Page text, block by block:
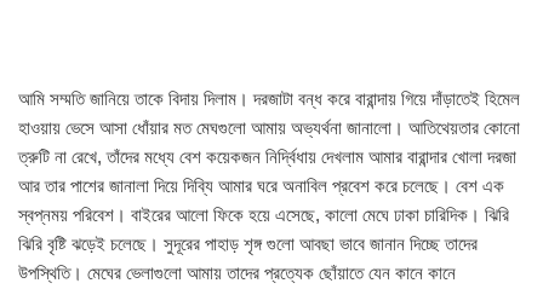
আমি সম্মতি জানিয়ে তাকে বিদায় দিলাম। দরজাটা বন্ধ করে বারান্দায় গিয়ে দাঁড়াতেই হিমেল
হাওয়ায় ভেসে আসা ধোঁয়ার মত মেঘগুলো আমায় অভ্যর্থনা জানালো। আতিথেয়তার কোনো
ত্রুটি না রেখে, তাঁদের মধ্যে বেশ কয়েকজন নির্দ্বিধায় দেখলাম আমার বারান্দার খোলা দরজা
আর তার পাশের জানালা দিয়ে দিব্যি আমার ঘরে অনাবিল প্রবেশ করে চলেছে। বেশ এক
স্বপ্নময় পরিবেশ। বাইরের আলো ফিকে হয়ে এসেছে, কালো মেঘে ঢাকা চারিদিক। ঝিরি
ঝিরি বৃষ্টি ঝড়েই চলেছে। সুদূরের পাহাড় শৃঙ্গ গুলো আবছা ভাবে জানান দিচ্ছে তাদের
উপস্থিতি। মেঘের ভেলাগুলো আমায় তাদের প্রত্যেক ছোঁয়াতে যেন কানে কানে